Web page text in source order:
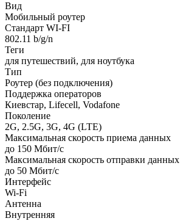
Вид
Мобильный роутер
Стандарт WI-FI
802.11 b/g/n
Теги
для путешествий, для ноутбука
Тип
Роутер (без подключения)
Поддержка операторов
Киевстар, Lifecell, Vodafone
Поколение
2G, 2.5G, 3G, 4G (LTE)
Максимальная скорость приема данных
до 150 Мбит/с
Максимальная скорость отправки данных
до 50 Мбит/с
Интерфейс
Wi-Fi
Антенна
Внутренняя